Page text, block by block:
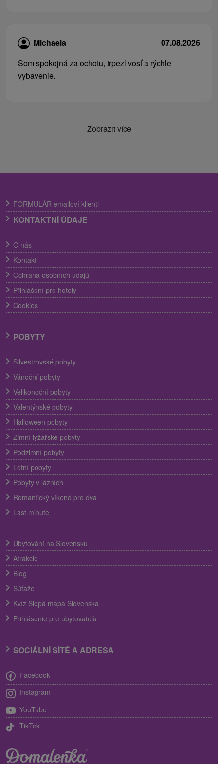
Michaela
07.08.2026
Som spokojná za ochotu, trpezlivosť a rýchle
vybavenie.
Zobrazit více
FORMULÁR emailoví klienti
KONTAKTNÍ ÚDAJE
O nás
Kontakt
Ochrana osobních údajů
Přihlášení pro hotely
Cookies
POBYTY
Silvestrovské pobyty
Vánoční pobyty
Velikonoční pobyty
Valentýnské pobyty
Halloween pobyty
Zimní lyžařské pobyty
Podzimní pobyty
Letní pobyty
Pobyty v lázních
Romantický víkend pro dva
Last minute
Ubytování na Slovensku
Atrakcie
Blog
Súťaže
Kvíz Slepá mapa Slovenska
Prihlásenie pre ubytovateľa
SOCIÁLNÍ SÍTĚ A ADRESA
Facebook
Instagram
YouTube
TikTok